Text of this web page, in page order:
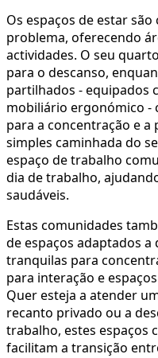
Os espaços de estar
problema, oferecendo
actividades. O seu
para o descanso,
partilhados - equipados
mobiliário ergonómico -
para a concentração e
simples caminhada do
espaço de trabalho
dia de trabalho,
saudáveis.
Estas comunidades
de espaços adaptados
tranquilas para
para interação e
Quer esteja a atender
recanto privado ou a
trabalho, estes espaços
facilitam a transição